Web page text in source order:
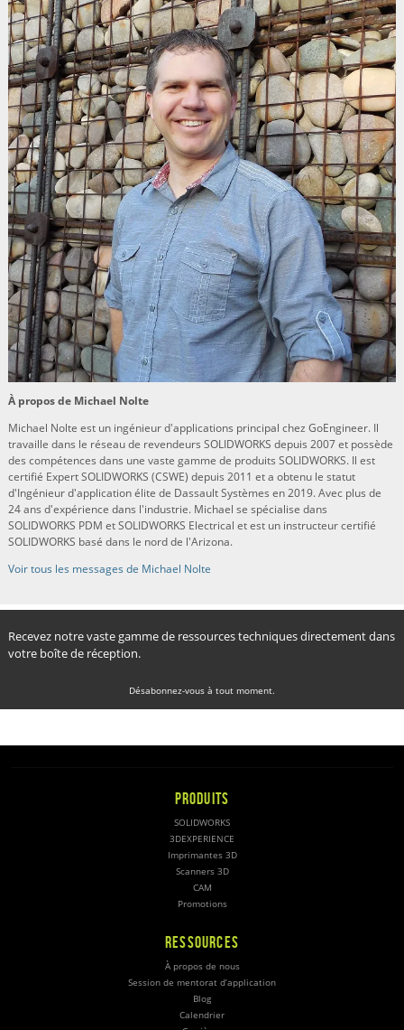
À propos de Michael Nolte
Michael Nolte est un ingénieur d'applications principal chez GoEngineer. Il
travaille dans le réseau de revendeurs SOLIDWORKS depuis 2007 et possède
des compétences dans une vaste gamme de produits SOLIDWORKS. Il est
certifié Expert SOLIDWORKS (CSWE) depuis 2011 et a obtenu le statut
d'Ingénieur d'application élite de Dassault Systèmes en 2019. Avec plus de
24 ans d'expérience dans l'industrie. Michael se spécialise dans
SOLIDWORKS PDM et SOLIDWORKS Electrical et est un instructeur certifié
SOLIDWORKS basé dans le nord de l'Arizona.
Voir tous les messages de Michael Nolte
Recevez notre vaste gamme de ressources techniques directement dans
votre boîte de réception.
Désabonnez-vous à tout moment.
PRODUITS
SOLIDWORKS
3DEXPERIENCE
Imprimantes 3D
Scanners 3D
CAM
Promotions
RESSOURCES
À propos de nous
Session de mentorat d’application
Blog
Calendrier